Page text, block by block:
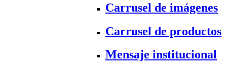
Carrusel de imágenes
Carrusel de productos
Mensaje institucional